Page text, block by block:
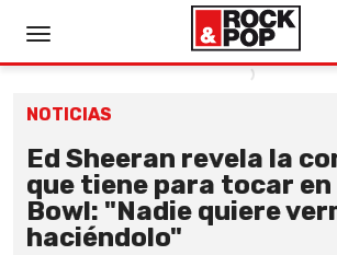
NOTICIAS
Ed Sheeran revela la
que tiene para tocar en
Bowl: "Nadie quiere
haciéndolo"